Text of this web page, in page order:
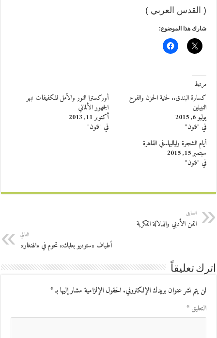
( القدس العربي )
شارك هذا الموضوع:
مرتبط
كسارة البندق.. لحنية الحزن والفرح
النبيلين
يوليو 6, 2015
في "فنون"
أوركسترا النور والأمل للكفيفات تبهر
الجمهور الألماني
أكتوبر 11, 2013
في "فنون"
أيام الشجرة ولياليها..في القاهرة
سبتمبر 15, 2015
في "فنون"
السابق
الفن الأدبي والدلالة الفكرية
التالي
أطياف «ستوديو بعلبك» تحوم في «الهنغار»
اترك تعليقاً
لن يتم نشر عنوان بريدك الإلكتروني.الحقول الإلزامية مشار إليها بـ*
التعليق*